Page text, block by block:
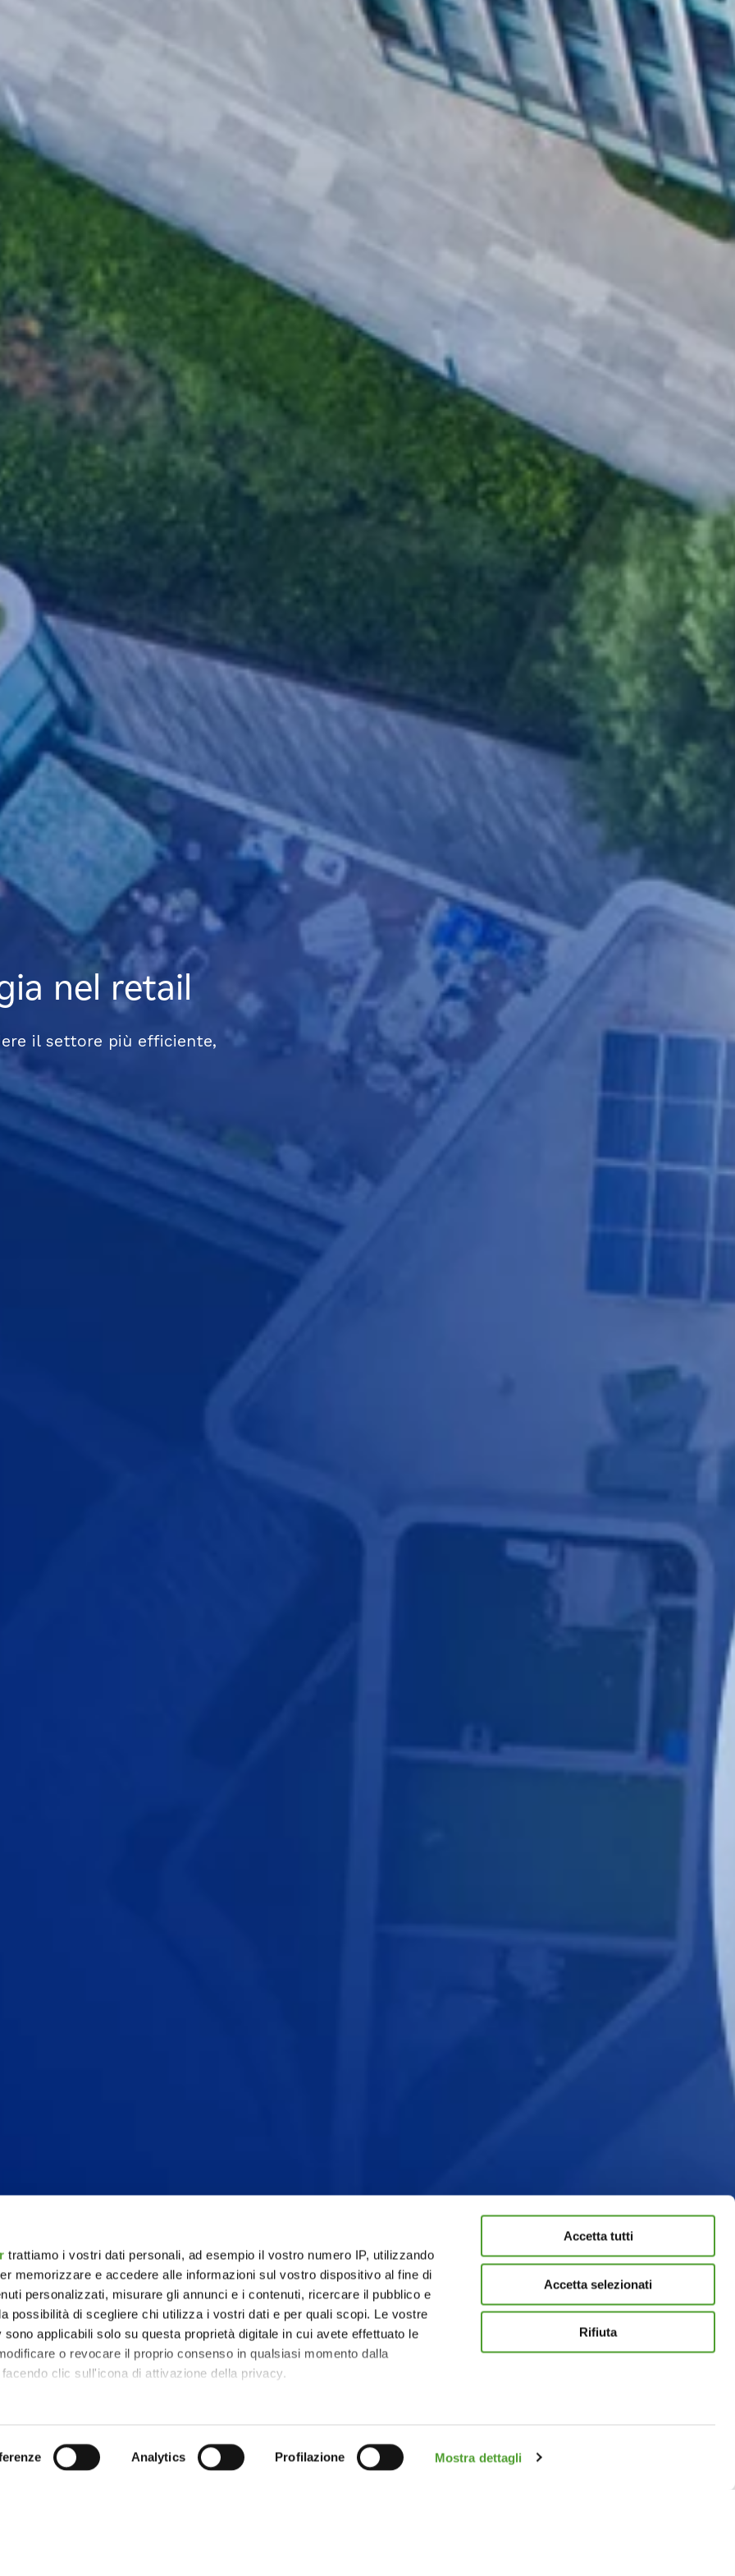
trattiamo i vostri dati personali, ad esempio il vostro numero IP, utilizzando
memorizzare e accedere alle informazioni sul vostro dispositivo al fine di
personalizzati, misurare gli annunci e i contenuti, ricercare il pubblico e
possibilità di scegliere chi utilizza i vostri dati e per quali scopi. Le vostre
applicabili solo su questa proprietà digitale in cui avete effettuato le
o revocare il proprio consenso in qualsiasi momento dalla
clic sull'icona di attivazione della privacy.
scansionandolo attivamente alla ricerca di caratteristiche specifiche
Analytics Profilazione Mostra dettagli
Accetta tutti
Accetta selezionati
Rifiuta
nel retail
il settore più efficiente,
nel retail
il settore più efficiente,
nel retail
il settore più efficiente,